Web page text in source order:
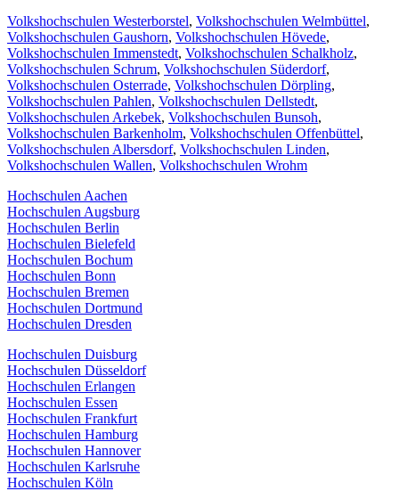
Volkshochschulen Westerborstel, Volkshochschulen Welmbüttel,
Volkshochschulen Gaushorn, Volkshochschulen Hövede,
Volkshochschulen Immenstedt, Volkshochschulen Schalkholz,
Volkshochschulen Schrum, Volkshochschulen Süderdorf,
Volkshochschulen Osterrade, Volkshochschulen Dörpling,
Volkshochschulen Pahlen, Volkshochschulen Dellstedt,
Volkshochschulen Arkebek, Volkshochschulen Bunsoh,
Volkshochschulen Barkenholm, Volkshochschulen Offenbüttel,
Volkshochschulen Albersdorf, Volkshochschulen Linden,
Volkshochschulen Wallen, Volkshochschulen Wrohm
Hochschulen Aachen
Hochschulen Augsburg
Hochschulen Berlin
Hochschulen Bielefeld
Hochschulen Bochum
Hochschulen Bonn
Hochschulen Bremen
Hochschulen Dortmund
Hochschulen Dresden
Hochschulen Duisburg
Hochschulen Düsseldorf
Hochschulen Erlangen
Hochschulen Essen
Hochschulen Frankfurt
Hochschulen Hamburg
Hochschulen Hannover
Hochschulen Karlsruhe
Hochschulen Köln